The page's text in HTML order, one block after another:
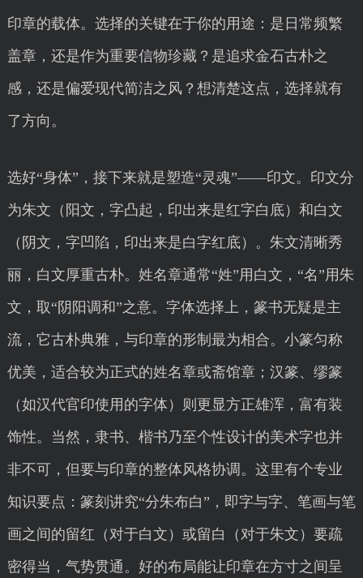
印章的载体。选择的关键在于你的用途：是日常频繁
盖章，还是作为重要信物珍藏？是追求金石古朴之
感，还是偏爱现代简洁之风？想清楚这点，选择就有
了方向。
选好“身体”，接下来就是塑造“灵魂”——印文。印文分
为朱文（阳文，字凸起，印出来是红字白底）和白文
（阴文，字凹陷，印出来是白字红底）。朱文清晰秀
丽，白文厚重古朴。姓名章通常“姓”用白文，“名”用朱
文，取“阴阳调和”之意。字体选择上，篆书无疑是主
流，它古朴典雅，与印章的形制最为相合。小篆匀称
优美，适合较为正式的姓名章或斋馆章；汉篆、缪篆
（如汉代官印使用的字体）则更显方正雄浑，富有装
饰性。当然，隶书、楷书乃至个性设计的美术字也并
非不可，但要与印章的整体风格协调。这里有个专业
知识要点：篆刻讲究“分朱布白”，即字与字、笔画与笔
画之间的留红（对于白文）或留白（对于朱文）要疏
密得当，气势贯通。好的布局能让印章在方寸之间呈